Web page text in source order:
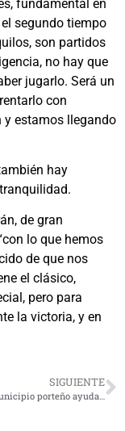
fundamental en
segundo tiempo
son partidos
no hay que
jugarlo. Será un
con
y estamos llegando
hay
de gran
lo que hemos
de que nos
el clásico,
pero para
la victoria, y en
SIGUIENTE
Vecinos y municipio porteño ayudan a familias damnificadas por incendio en Tierras Blancas